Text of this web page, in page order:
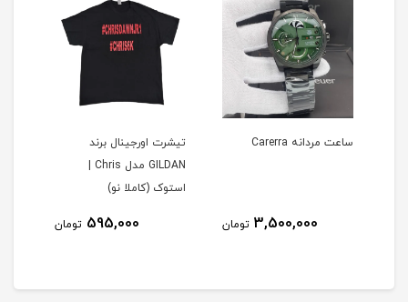
ساعت مردانه Carerra
3,500,000 تومان
تیشرت اورجینال برند
استوک (کاملا نو)
595,000 تومان